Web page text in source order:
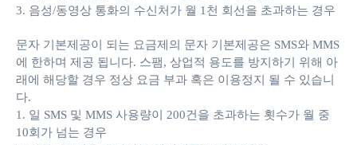
3. 음성/동영상 통화의 수신처가 월 1천 회선을 초과하는 경우
문자 기본제공이 되는 요금제의 문자 기본제공은 SMS와 MMS
에 한하며 제공 됩니다. 스팸, 상업적 용도를 방지하기 위해 아
래에 해당할 경우 정상 요금 부과 혹은 이용정지 될 수 있습니
다.
1. 일 SMS 및 MMS 사용량이 200건을 초과하는 횟수가 월 중
10회가 넘는 경우